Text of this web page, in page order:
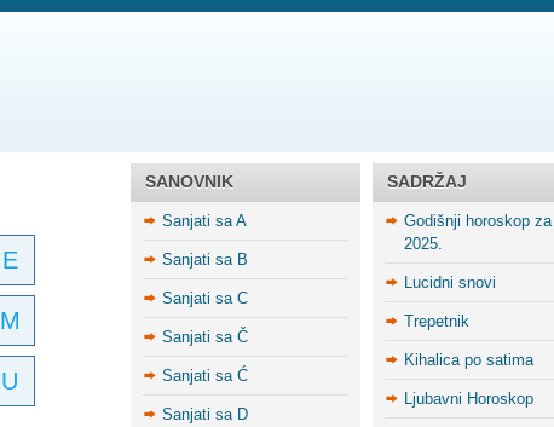
E
M
U
SANOVNIK
Sanjati sa A
Sanjati sa B
Sanjati sa C
Sanjati sa Č
Sanjati sa Ć
Sanjati sa D
SADRŽAJ
Godišnji horoskop za
2025.
Lucidni snovi
Trepetnik
Kihalica po satima
Ljubavni Horoskop